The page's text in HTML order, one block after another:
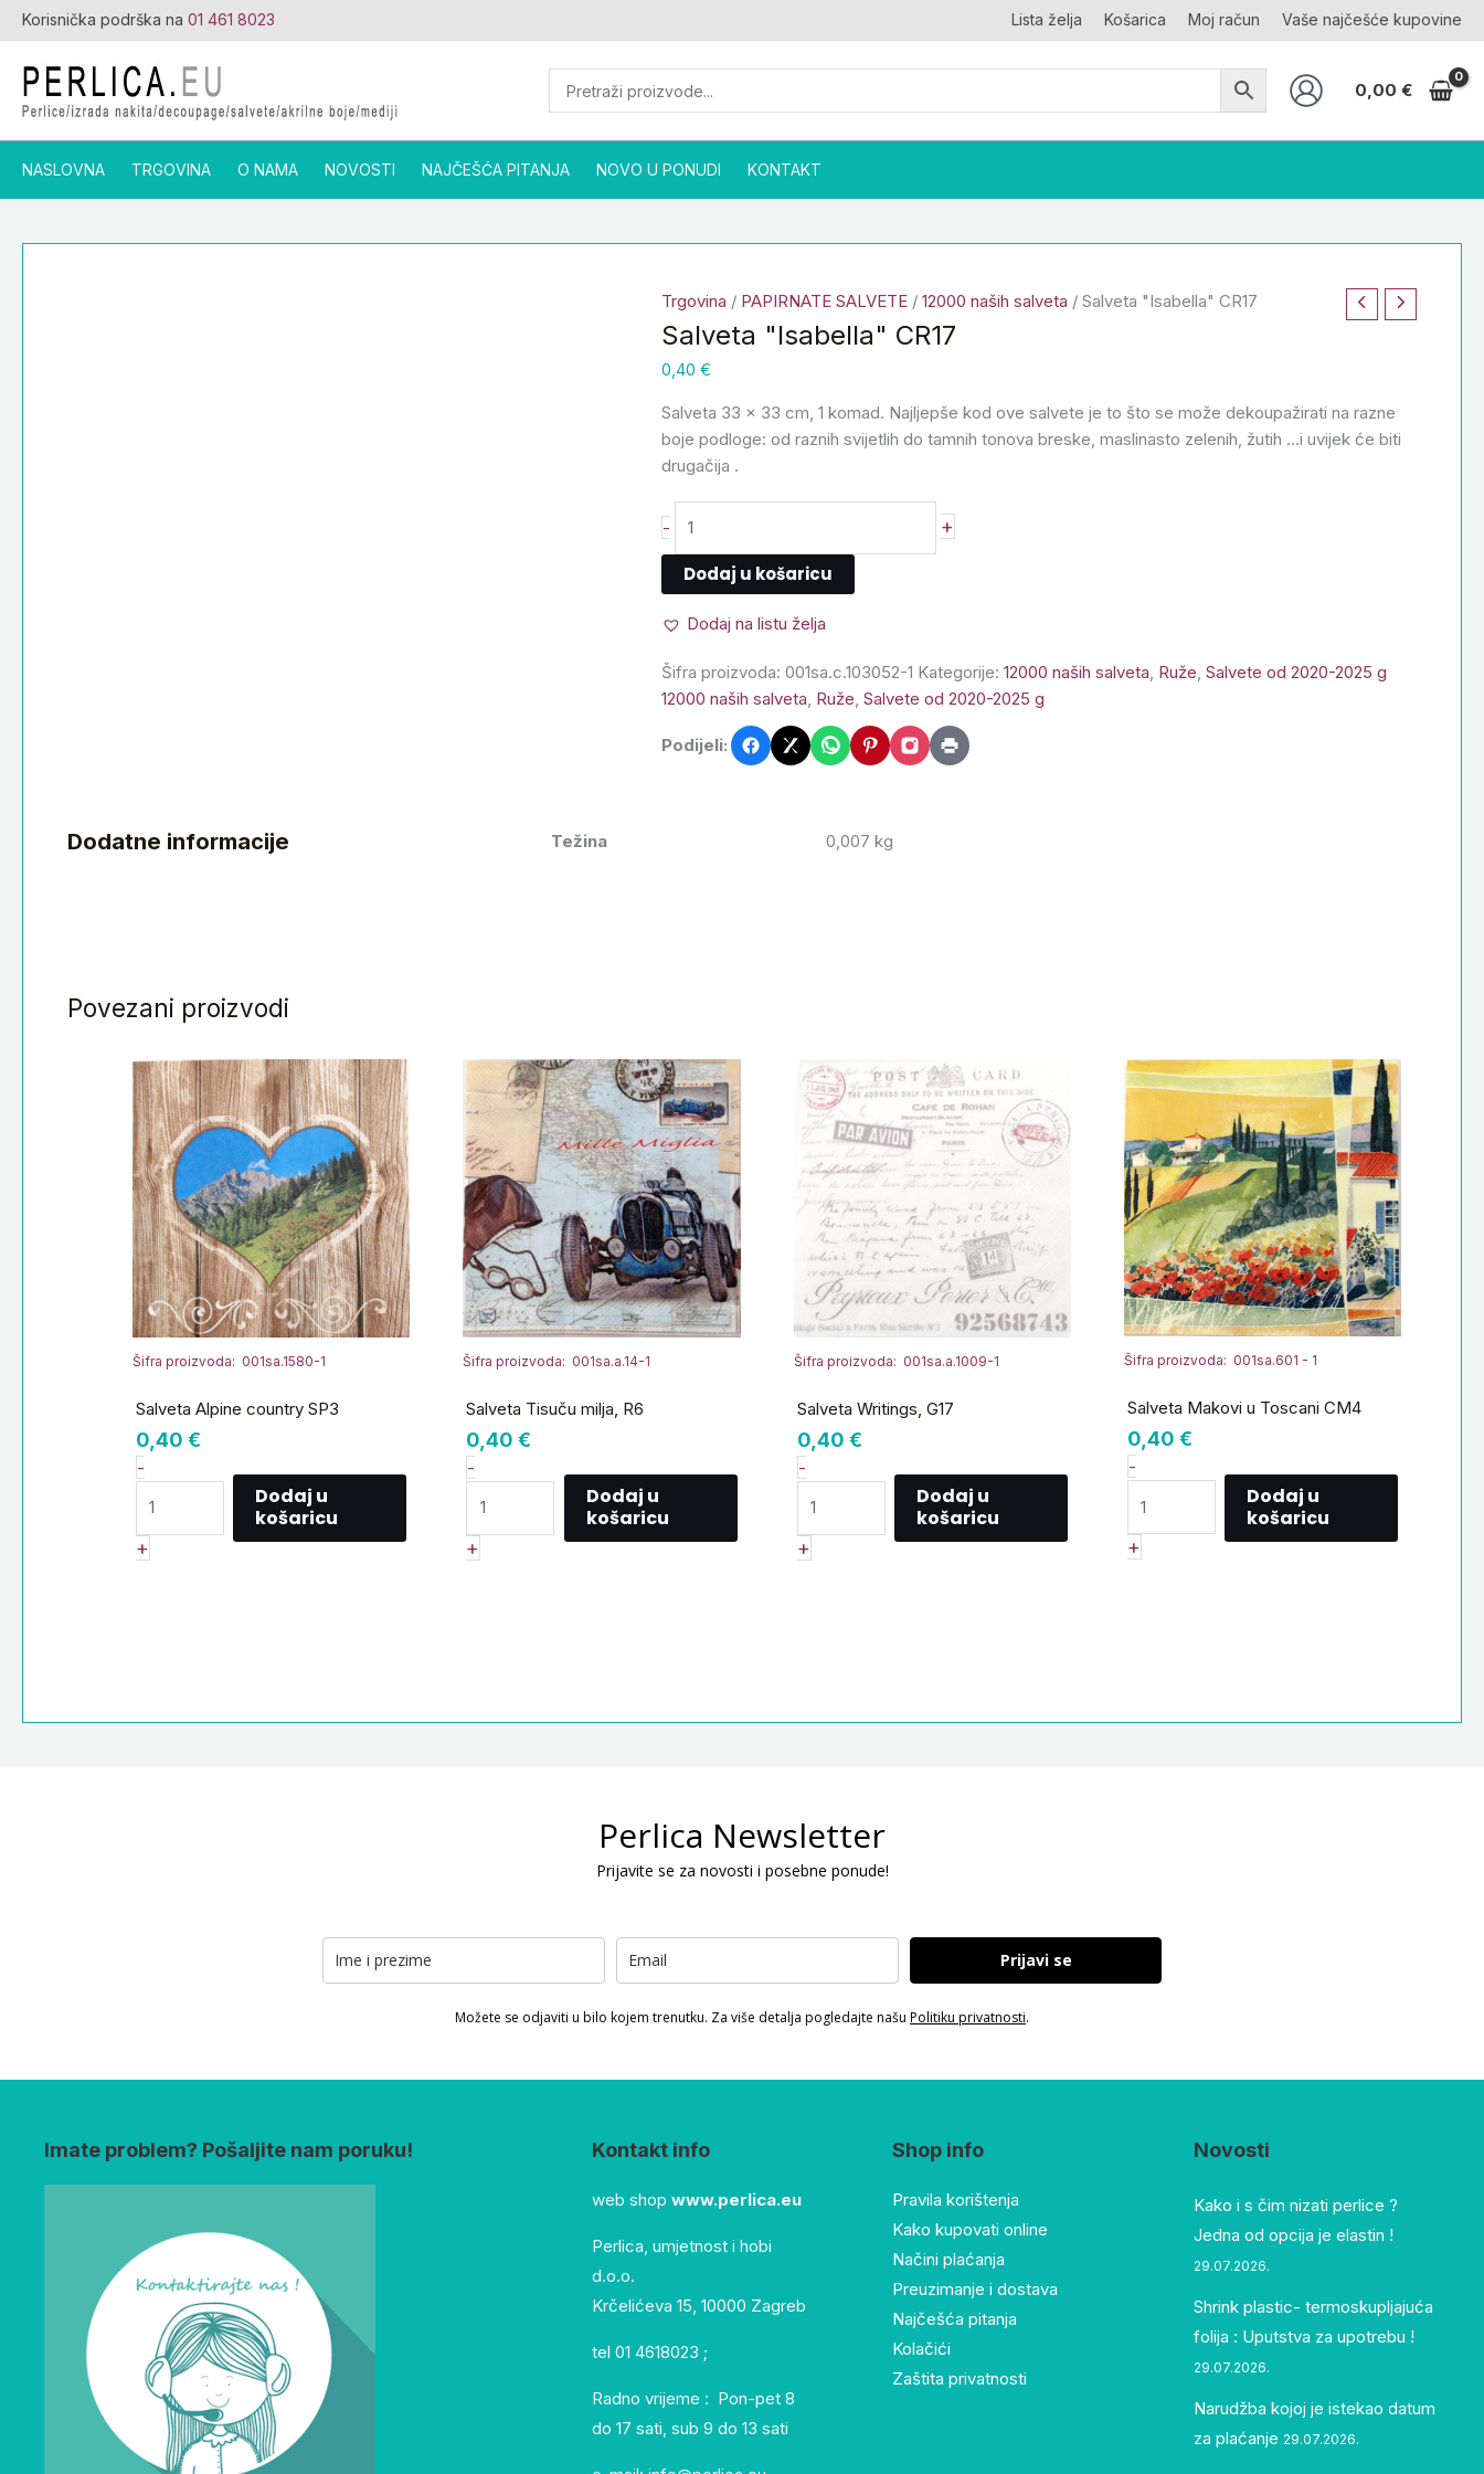
Skip
to
content
Korisnička podrška na 01 461 8023 Lista želja Košarica Moj račun Vaše najčešće kupovine
0,00 €
NASLOVNA TRGOVINA O NAMA NOVOSTI NAJČEŠĆA PITANJA NOVO U PONUDI KONTAKT
Trgovina / PAPIRNATE SALVETE/ 12000 naših salveta / Salveta "Isabella" CR17
Salveta "Isabella" CR17
0,40 €
Salveta 33 x 33 cm, 1 komad. Najljepše kod ove salvete je to što se može dekoupažirati na razne
boje podloge: od raznih svijetlih do tamnih tonova breske, maslinasto zelenih, žutih …i uvijek će biti
drugačija .
-
"Isabella"
CR17
količina
+
Dodaj u košaricu
Dodaj na listu želja
Šifra proizvoda: 001sa.c.103052-1 Kategorije: 12000 naših salveta, Ruže, Salvete od 2020-2025 g
12000 naših salveta, Ruže, Salvete od 2020-2025 g
Podijeli:
Dodatne informacije Težina 0,007 kg
Povezani proizvodi
Šifra proizvoda: 001sa.1580-1
Salveta Alpine country SP3
0,40 €
-
Salveta
Alpine
country
SP3
količina
+
Dodaj u
košaricu
Šifra proizvoda: 001sa.a.14-1
Salveta Tisuču milja, R6
0,40€
-
Salveta
Tisuču
milja,
R6
količina
+
Dodaj u
košaricu
Šifra proizvoda: 001sa.a.1009-1
Salveta Writings, G17
0,40 €
-
Writings,
G17
količina
+
Dodaj u
košaricu
Šifra proizvoda: 001sa.601 - 1
Salveta Makovi u Toscani CM4
0,40 €
-
Salveta
Makovi
Toscani
CM4
količina
+
Dodaj u
košaricu
Perlica Newsletter
Prijavite se za novosti i posebne ponude!
Prijavi se
Možete se odjaviti u bilo kojem trenutku. Za više detalja pogledajte našu Politiku privatnosti.
Imate problem? Pošaljite nam poruku! Kontakt info
web shop www.perlica.eu
Perlica, umjetnost i hobi
d.o.o.
Krčelićeva 15, 10000 Zagreb
tel 01 4618023 ;
Radno vrijeme : Pon-pet 8
do 17 sati, sub 9 do 13 sati
Shop info
Pravila korištenja
Kako kupovati online
Načini plaćanja
Preuzimanje i dostava
Najčešća pitanja
Kolačići
Zaštita privatnosti
Novosti
Kako i s čim nizati perlice ?
Jedna od opcija je elastin !
29.07.2026.
Shrink plastic- termoskupljajuća
folija : Uputstva za upotrebu !
29.07.2026.
Narudžba kojoj je istekao datum
za plaćanje 29.07.2026.